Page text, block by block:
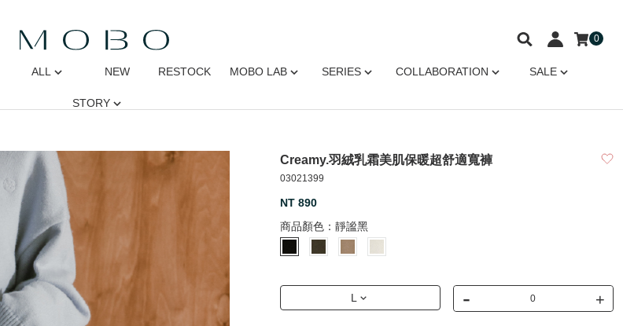
ALL NEW RESTOCK MOBO LAB SERIES COLLABORATION SALE
STORY
0
Creamy.羽絨乳霜美肌保暖超舒適寬褲
03021399
NT 890
商品顏色： 靜謐黑
L - +